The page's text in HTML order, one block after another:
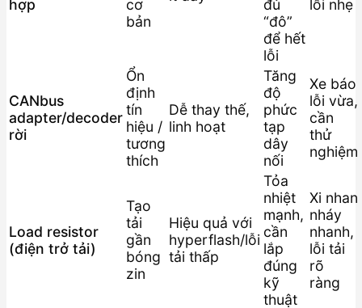
hợp
cơ
bản
đủ
“đô”
để hết
lỗi
lỗi nhẹ
CANbus
adapter/decoder
rời
Ổn
định
tín
hiệu /
tương
thích
Dễ thay thế,
linh hoạt
Tăng
độ
phức
tạp
dây
nối
Xe báo
lỗi vừa,
cần
thử
nghiệm
Load resistor
(điện trở tải)
Tạo
tải
gần
bóng
zin
Hiệu quả với
hyperflash/lỗi
tải thấp
Tỏa
nhiệt
mạnh,
cần
lắp
đúng
kỹ
thuật
Xi nhan
nháy
nhanh,
lỗi tải
rõ
ràng